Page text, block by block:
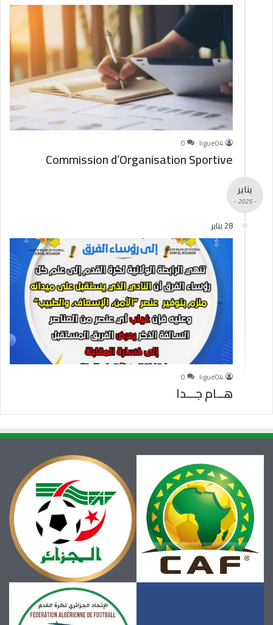
ligue04
0
Commission d’Organisation Sportive
يناير
- 2025 -
28 يناير
ligue04
0
هــام جـــدا